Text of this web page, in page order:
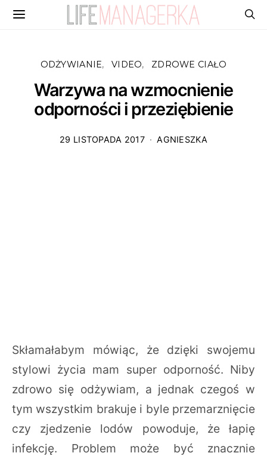
ODŻYWIANIE VIDEO ZDROWE CIAŁO
Warzywa na wzmocnienie
odporności i przeziębienie
29 LISTOPADA 2017 AGNIESZKA
Skłamałabym mówiąc, że dzięki swojemu
stylowi życia mam super odporność. Niby
zdrowo się odżywiam, a jednak czegoś w
tym wszystkim brakuje i byle przemarznięcie
czy zjedzenie lodów powoduje, że łapię
infekcję. Problem może być znacznie